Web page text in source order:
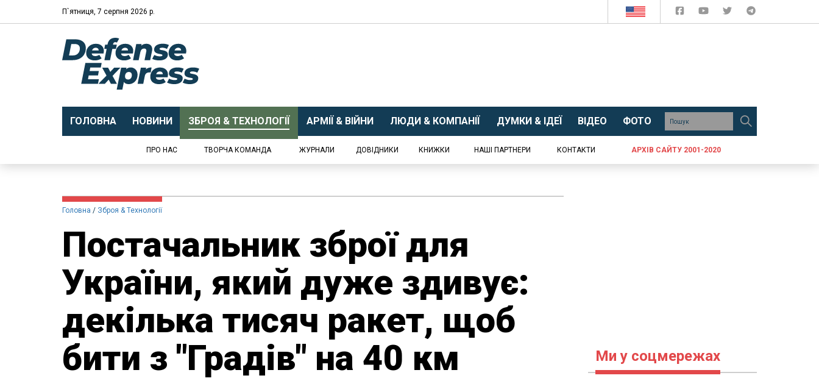
П`ятниця, 7 серпня 2026 р.
ГОЛОВНА НОВИНИ ЗБРОЯ & ТЕХНОЛОГІЇ АРМІЇ & ВІЙНИ ЛЮДИ & КОМПАНІЇ ДУМКИ & ІДЕЇ ВІДЕО ФОТО
ПРО НАС ТВОРЧА КОМАНДА ЖУРНАЛИ ДОВІДНИКИ КНИЖКИ НАШІ ПАРТНЕРИ КОНТАКТИ АРХІВ САЙТУ 2001-2020
Головна Зброя & Технології
Постачальник зброї для
України, який дуже здивує:
декілька тисяч ракет, щоб
бити з "Градів" на 40 км
Ми у соцмережах